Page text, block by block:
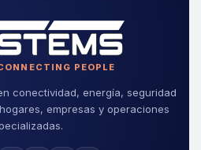
PEOPLE
conectividad, energía, seguridad
empresas y operaciones